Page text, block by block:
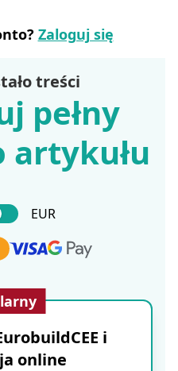
Zaloguj się
treści
pełny
artykułu
EUR
i
online